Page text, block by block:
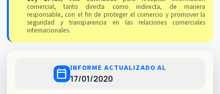
comercial, tanto directa como indirecta, de manera
responsable, con el fin de proteger el comercio y promover la
seguridad y transparencia en las relaciones comerciales
internacionales.
calendar_today INFORME ACTUALIZADO AL
17/01/2020